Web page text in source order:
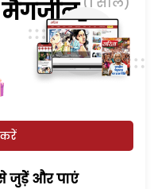
मैगजीन
जुड़ेें और पाएं